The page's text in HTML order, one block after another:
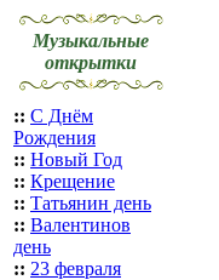
Музыкальные
открытки
:: С Днём
Рождения
:: Новый Год
:: Крещение
:: Татьянин день
:: Валентинов
день
:: 23 февраля